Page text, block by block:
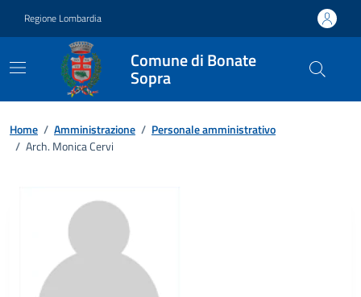
Regione Lombardia
Comune di Bonate
Sopra
Home / Amministrazione / Personale amministrativo
/ Arch. Monica Cervi